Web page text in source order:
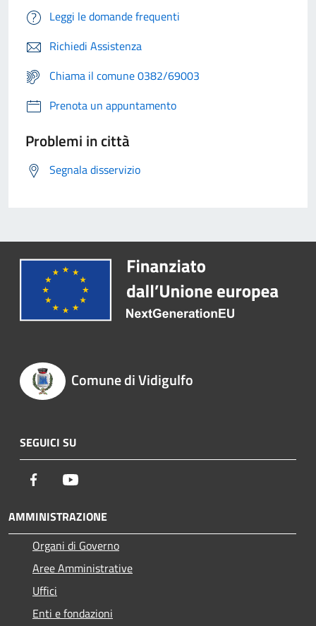
Leggi le domande frequenti
Richiedi Assistenza
Chiama il comune 0382/69003
Prenota un appuntamento
Problemi in città
Segnala disservizio
Comune di Vidigulfo
SEGUICI SU
Facebook
AMMINISTRAZIONE
Organi di Governo
Aree Amministrative
Uffici
Enti e fondazioni